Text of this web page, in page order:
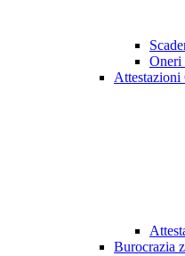
Oneri
Attestazioni
Burocrazia